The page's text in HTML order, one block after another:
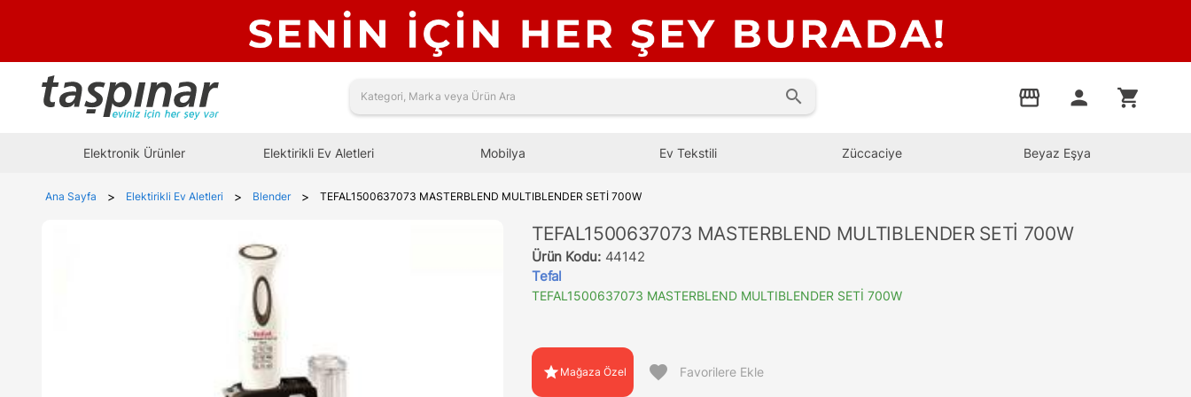
search storefront person shopping_cart
Elektronik Ürünler Elektirikli Ev Aletleri Mobilya Ev Tekstili Züccaciye Beyaz Eşya
Ana Sayfa > Elektirikli Ev Aletleri > Blender > TEFAL1500637073 MASTERBLEND MULTIBLENDER SETİ 700W
TEFAL1500637073 MASTERBLEND MULTIBLENDER SETİ 700W
Ürün Kodu: 44142
Tefal
TEFAL1500637073 MASTERBLEND MULTIBLENDER SETİ 700W
star Mağaza Özel favorite Favorilere Ekle